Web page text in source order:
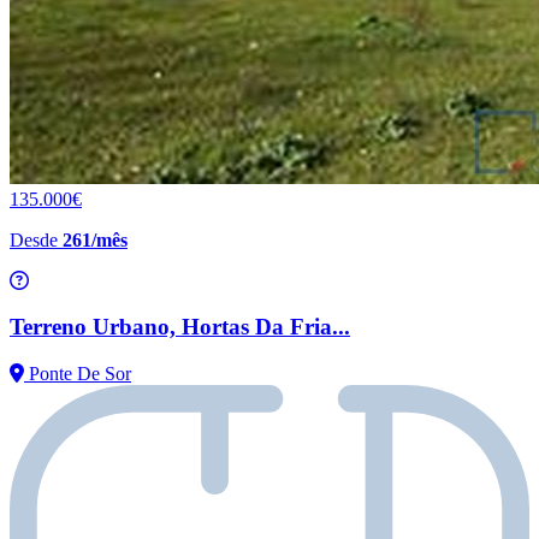
135.000€
Desde 261/mês
Terreno Urbano, Hortas Da Fria...
Ponte De Sor